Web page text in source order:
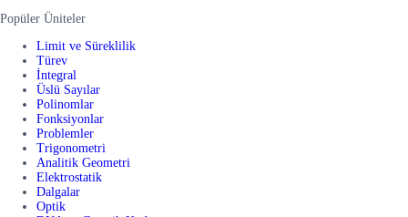
Popüler Üniteler
Limit ve Süreklilik
Türev
İntegral
Üslü Sayılar
Polinomlar
Fonksiyonlar
Problemler
Trigonometri
Analitik Geometri
Elektrostatik
Dalgalar
Optik